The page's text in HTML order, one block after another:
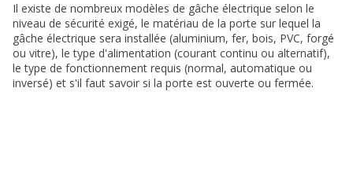
Il existe de nombreux modèles de gâche électrique selon le
niveau de sécurité exigé, le matériau de la porte sur lequel la
gâche électrique sera installée (aluminium, fer, bois, PVC, forgé
ou vitre), le type d'alimentation (courant continu ou alternatif),
le type de fonctionnement requis (normal, automatique ou
inversé) et s'il faut savoir si la porte est ouverte ou fermée.